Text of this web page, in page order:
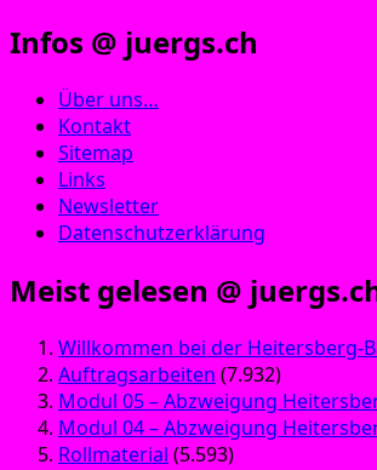
Infos @ juergs.ch
Über uns…
Kontakt
Sitemap
Links
Newsletter
Datenschutzerklärung
Meist gelesen @
Willkommen bei der Heitersberg-
Auftragsarbeiten (7.932)
Modul 05 – Abzweigung
Modul 04 – Abzweigung
Rollmaterial (5.593)